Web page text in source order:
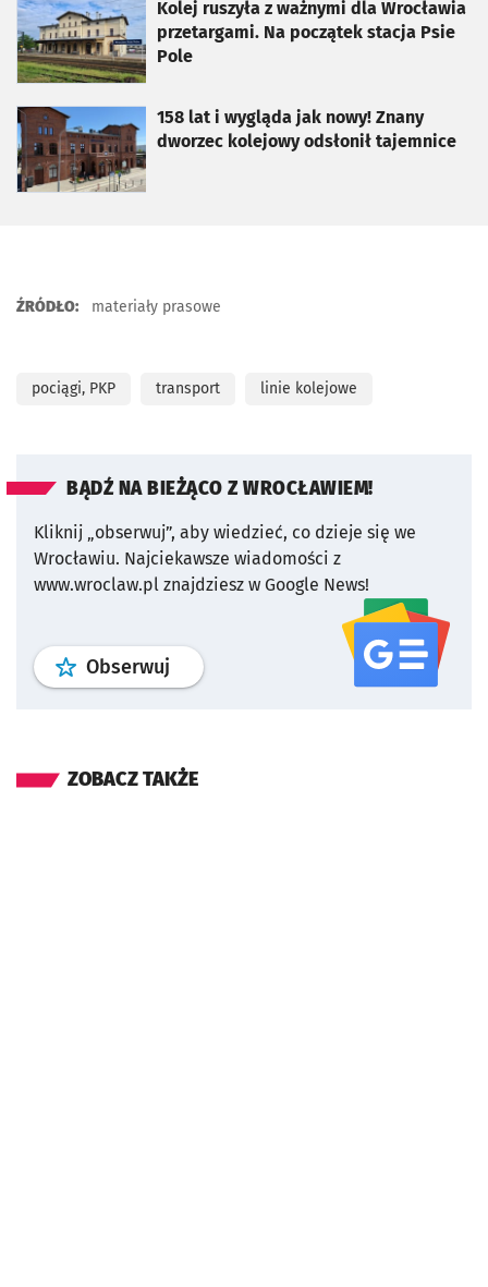
Kolej ruszyła z ważnymi dla Wrocławia
przetargami. Na początek stacja Psie
Pole
otworzy się w nowej karcie
158 lat i wygląda jak nowy! Znany
dworzec kolejowy odsłonił tajemnice
otworzy się w nowej karcie
ŹRÓDŁO: materiały prasowe
pociągi, PKP transport linie kolejowe
BĄDŹ NA BIEŻĄCO Z WROCŁAWIEM!
Kliknij „obserwuj”, aby wiedzieć, co dzieje się we
Wrocławiu. Najciekawsze wiadomości z
www.wroclaw.pl znajdziesz w Google News!
Obserwuj profil serwisu
ZOBACZ TAKŻE